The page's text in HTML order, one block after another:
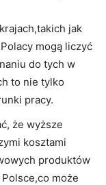
jak
mogą liczyć
do tych w
to nie tylko
pracy.
że wyższe
kosztami
produktów
może